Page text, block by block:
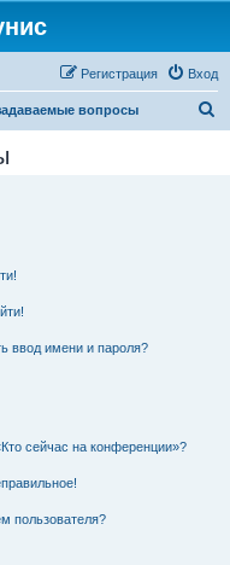
Вход
Регистрация
вопросы
ввод имени и пароля?
сейчас на конференции»?
пользователя?